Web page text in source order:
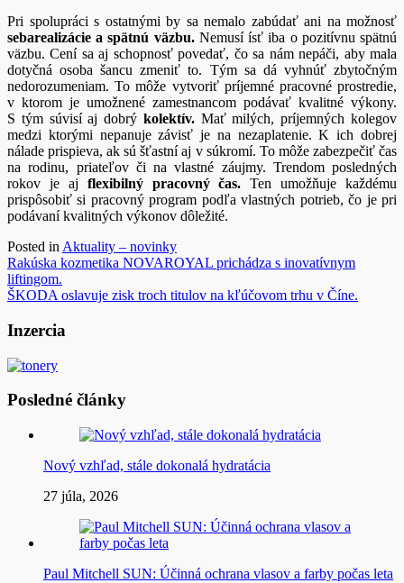
Pri spolupráci s ostatnými by sa nemalo zabúdať ani na možnosť
sebarealizácie a spätnú väzbu.Nemusí ísť iba o pozitívnu spätnú
väzbu. Cení sa aj schopnosť povedať, čo sa nám nepáči, aby mala
dotyčná osoba šancu zmeniť to. Tým sa dá vyhnúť zbytočným
nedorozumeniam. To môže vytvoriť príjemné pracovné prostredie,
v ktorom je umožnené zamestnancom podávať kvalitné výkony.
S tým súvisí aj dobrý kolektív.Mať milých, príjemných kolegov
medzi ktorými nepanuje závisť je na nezaplatenie. K ich dobrej
nálade prispieva, ak sú šťastní aj v súkromí. To môže zabezpečiť čas
na rodinu, priateľov či na vlastné záujmy. Trendom posledných
rokov je aj flexibilný pracovný čas. Ten umožňuje každému
prispôsobiť si pracovný program podľa vlastných potrieb, čo je pri
podávaní kvalitných výkonov dôležité.
Posted in Aktuality – novinky
Navigácia
v
Rakúska kozmetika NOVAROYAL prichádza s inovatívnym
liftingom.
ŠKODA oslavuje zisk troch titulov na kľúčovom trhu v Číne.
Inzercia
Posledné články
Nový vzhľad, stále dokonalá hydratácia
27 júla, 2026
Paul Mitchell SUN: Účinná ochrana vlasov a farby počas leta